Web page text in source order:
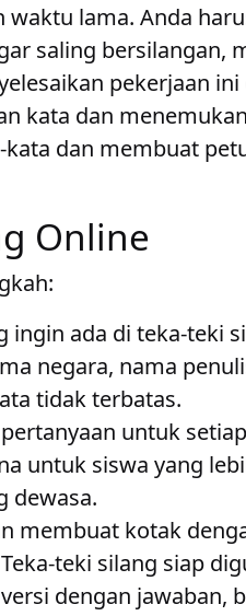
lama. Anda
saling bersilangan,
pekerjaan ini
kata dan
dan membuat
Online
ingin ada di teka-teki
negara, nama
tidak terbatas.
untuk
untuk siswa yang
dewasa.
membuat kotak
teki silang siap
dengan jawaban,